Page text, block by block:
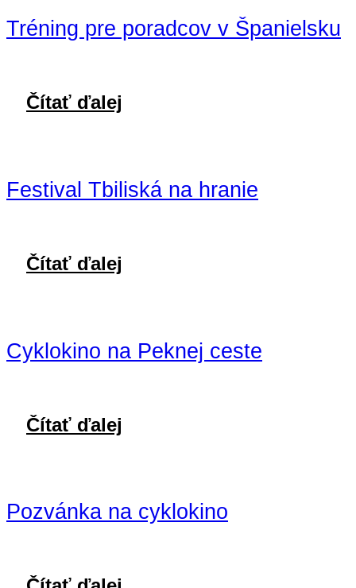
Tréning pre poradcov v Španielsku
Čítať ďalej
Festival Tbiliská na hranie
Čítať ďalej
Cyklokino na Peknej ceste
Čítať ďalej
Pozvánka na cyklokino